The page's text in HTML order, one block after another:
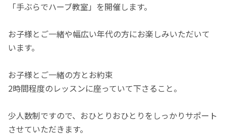
「手ぶらでハーブ教室」を開催します。
お子様とご一緒や幅広い年代の方にお楽しみいただいて
います。
お子様とご一緒の方とお約束
2時間程度のレッスンに座っていて下さること。
少人数制ですので、おひとりおひとりをしっかりサポート
させていただきます。